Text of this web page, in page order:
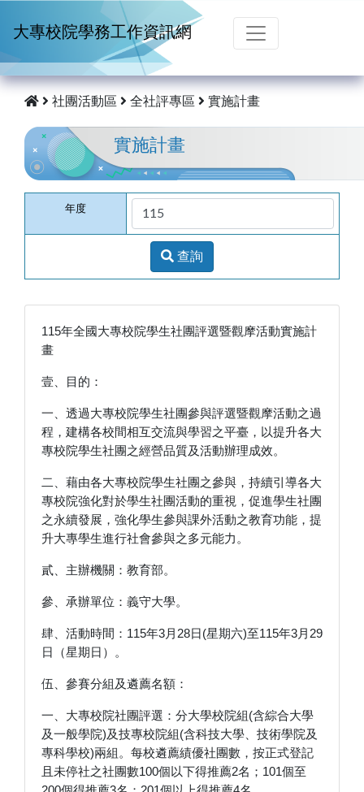
大專校院學務工作資訊網
社團活動區 全社評專區 實施計畫
實施計畫
年度
查詢
115年全國大專校院學生社團評選暨觀摩活動實施計
畫
壹、目的：
一、透過大專校院學生社團參與評選暨觀摩活動之過
程，建構各校間相互交流與學習之平臺，以提升各大
專校院學生社團之經營品質及活動辦理成效。
二、藉由各大專校院學生社團之參與，持續引導各大
專校院強化對於學生社團活動的重視，促進學生社團
之永續發展，強化學生參與課外活動之教育功能，提
升大專學生進行社會參與之多元能力。
貳、主辦機關：教育部。
參、承辦單位：義守大學。
肆、活動時間：115年3月28日(星期六)至115年3月29
日（星期日）。
伍、參賽分組及遴薦名額：
一、大專校院社團評選：分大學校院組(含綜合大學
及一般學院)及技專校院組(含科技大學、技術學院及
專科學校)兩組。每校遴薦績優社團數，按正式登記
且未停社之社團數100個以下得推薦2名；101個至